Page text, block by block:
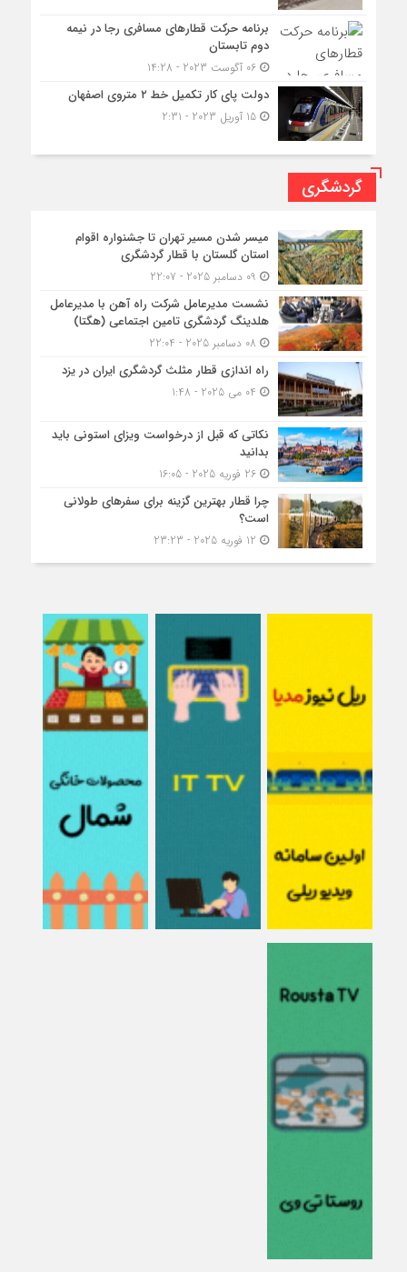
برنامه حرکت قطارهای مسافری رجا در نیمه
دوم تابستان
06 آگوست 2023 - 14:28
دولت پای کار تکمیل خط ۲ متروی اصفهان
15 آوریل 2023 - 2:31
گردشگری
میسر شدن مسیر تهران تا جشنواره اقوام
استان گلستان با قطار گردشگری
نشست مدیرعامل شرکت راه آهن با مدیرعامل
هلدینگ گردشگری تامین اجتماعی (هگتا)
راه اندازی قطار مثلث گردشگری ایران در یزد
نکاتی که قبل از درخواست ویزای استونی باید
بدانید
26 فوریه 2025 - 16:05
چرا قطار بهترین گزینه برای سفرهای طولانی
است؟